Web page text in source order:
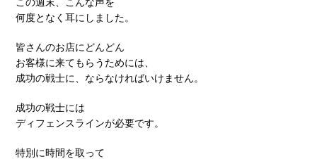
何度となく耳にしました。
皆さんのお店にどんどん
お客様に来てもらうためには、
成功の戦士に、ならなければいけません。
成功の戦士には
ディフェンスラインが必要です。
特別に時間を取って